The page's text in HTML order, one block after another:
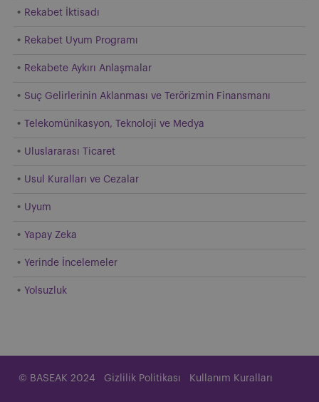
Rekabet İktisadı
Rekabet Uyum Programı
Rekabete Aykırı Anlaşmalar
Suç Gelirlerinin Aklanması ve Terörizmin Finansmanı
Telekomünikasyon, Teknoloji ve Medya
Uluslararası Ticaret
Usul Kuralları ve Cezalar
Uyum
Yapay Zeka
Yerinde İncelemeler
Yolsuzluk
© BASEAK 2024 Gizlilik Politikası Kullanım Kuralları